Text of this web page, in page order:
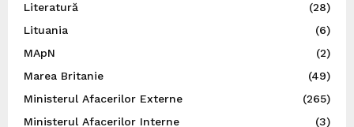
Literatură
(28)
Lituania
(6)
MApN
(2)
Marea Britanie
(49)
Ministerul Afacerilor Externe
(265)
Ministerul Afacerilor Interne
(3)